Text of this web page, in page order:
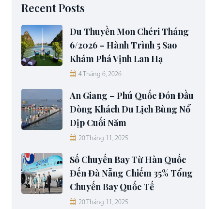
Recent Posts
Du Thuyền Mon Chéri Tháng
6/2026 – Hành Trình 5 Sao
Khám Phá Vịnh Lan Hạ
4 Tháng 6, 2026
An Giang – Phú Quốc Đón Đầu
Dòng Khách Du Lịch Bùng Nổ
Dịp Cuối Năm
20 Tháng 11, 2025
Số Chuyến Bay Từ Hàn Quốc
Đến Đà Nẵng Chiếm 35% Tổng
Chuyến Bay Quốc Tế
20 Tháng 11, 2025